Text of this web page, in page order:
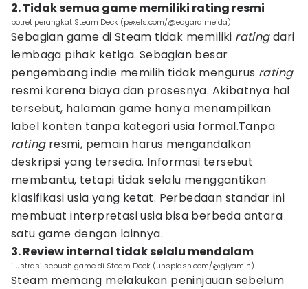
2. Tidak semua game memiliki rating resmi
potret perangkat Steam Deck (pexels.com/@edgaralmeida)
Sebagian game di Steam tidak memiliki ratingdari
lembaga pihak ketiga. Sebagian besar
pengembang indie memilih tidak mengurus rating
resmi karena biaya dan prosesnya. Akibatnya hal
tersebut, halaman game hanya menampilkan
label konten tanpa kategori usia formal.Tanpa
ratingresmi, pemain harus mengandalkan
deskripsi yang tersedia. Informasi tersebut
membantu, tetapi tidak selalu menggantikan
klasifikasi usia yang ketat. Perbedaan standar ini
membuat interpretasi usia bisa berbeda antara
satu game dengan lainnya.
3. Review internal tidak selalu mendalam
ilustrasi sebuah game di Steam Deck (unsplash.com/@glyamin)
Steam memang melakukan peninjauan sebelum